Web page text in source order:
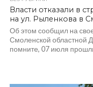
Власти отказали в
на ул. Рыленкова в
Об этом сообщил на
Смоленской областной
помните, 07 июля